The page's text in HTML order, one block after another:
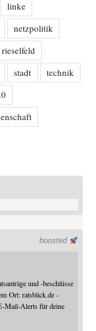
linke
netzpolitik
rieselfeld
stadt
technik
boosted
und -beschlüsse
Ort: ratsblick.de -
Mail-Alerts für deine